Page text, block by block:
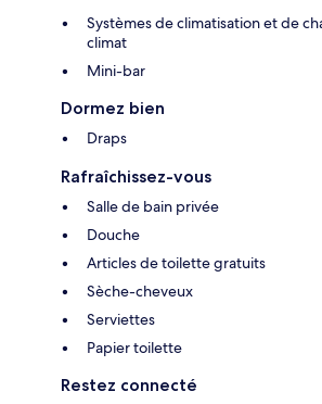
Systèmes de climatisation et de
climat
Mini-bar
Dormez bien
Draps
Rafraîchissez-vous
Salle de bain privée
Douche
Articles de toilette gratuits
Sèche-cheveux
Serviettes
Papier toilette
Restez connecté